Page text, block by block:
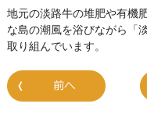
地元の淡路牛の堆肥や有機
な島の潮風を浴びながら「
取り組んでいます。